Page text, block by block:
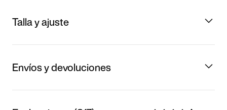
Talla y ajuste
Envíos y devoluciones